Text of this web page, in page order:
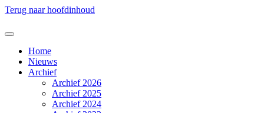
Terug naar hoofdinhoud
Home
Nieuws
Archief
Archief 2026
Archief 2025
Archief 2024